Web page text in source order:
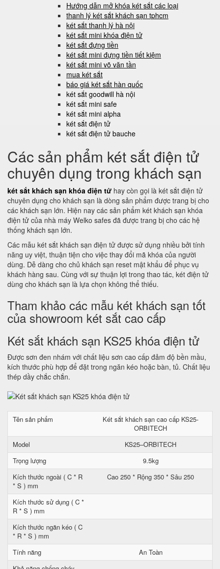
Hướng dẫn mở khóa két sắt các loại
thanh lý két sắt khách sạn tphcm
két sắt thanh lý hà nội
két sắt mini khóa điện tử
két sắt đựng tiền
két sắt mini đựng tiền tiết kiệm
két sắt mini võ văn tần
mua két sắt
báo giá két sắt hàn quốc
két sắt goodwill hà nội
két sắt mini safe
két sắt mini alpha
két sắt điện tử
két sắt điện tử bauche
Các sản phẩm két sắt điện tử
chuyên dụng trong khách sạn
két sắt khách sạn khóa điện tử hay còn gọi là két sắt điện tử
chuyên dụng cho khách sạn là dòng sản phẩm được trang bị cho
các khách sạn lớn. Hiện nay các sản phẩm két khách sạn khóa
điện tử của nhà máy Welko safes đã được trang bị cho các hệ
thống khách sạn lớn.
Các mẫu két sắt khách sạn điện tử được sử dụng nhiều bởi tính
năng uy việt, thuận tiện cho việc thay đổi mã khóa của người
dùng. Dễ dàng cho chủ khách sạn reset mật khẩu để phục vụ
khách hàng sau. Cùng với sự thuận lợi trong thao tác, két điện tử
dùng cho khách sạn là lựa chọn không thể thiếu.
Tham khảo các mẫu két khách sạn tốt
của showroom két sắt cao cấp
Két sắt khách sạn KS25 khóa điện tử
Được sơn đen nhám với chất liệu sơn cao cấp đảm độ bền mầu,
kích thước phù hợp để đặt trong ngăn kéo hoặc bàn, tủ. Chất liệu
thép dầy chắc chắn.
Tên sản phẩm
Két sắt khách sạn cao cấp KS25-
ORBITECH
Model
KS25–ORBITECH
Trọng lượng
9.5kg
Kích thước ngoài ( C * R
* S ) mm
Cao 250 * Rộng 350 * Sâu 250
Kích thước sử dụng ( C *
R * S ) mm
Kích thước ngăn kéo ( C
* R * S ) mm
Tính năng
An Toàn